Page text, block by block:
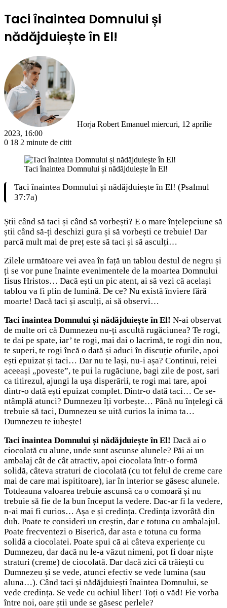
Taci înaintea Domnului și
nădăjduiește în El!
Horja Robert Emanuel miercuri, 12 aprilie
2023, 16:00
0 18 2 minute de citit
Taci înaintea Domnului și nădăjduiește în El!
Taci înaintea Domnului și nădăjduiește în El! (Psalmul
37:7a)
Știi când să taci și când să vorbești? E o mare înțelepciune să
știi când să-ți deschizi gura și să vorbești ce trebuie! Dar
parcă mult mai de preț este să taci și să asculți…
Zilele următoare vei avea în față un tablou destul de negru și
ți se vor pune înainte evenimentele de la moartea Domnului
Iisus Hristos… Dacă ești un pic atent, ai să vezi că același
tablou va fi plin de lumină. De ce? Nu există înviere fără
moarte! Dacă taci și asculți, ai să observi…
Taci înaintea Domnului și nădăjduiește în El! N-ai observat
de multe ori că Dumnezeu nu-ți ascultă rugăciunea? Te rogi,
te dai pe spate, iar’ te rogi, mai dai o lacrimă, te rogi din nou,
te superi, te rogi încă o dată și aduci în discuție ofurile, apoi
ești epuizat și taci… Dar nu te lași, nu-i așa? Continui, reiei
aceeași „poveste”, te pui la rugăciune, bagi zile de post, sari
ca titirezul, ajungi la ușa disperării, te rogi mai tare, apoi
dintr-o dată ești epuizat complet. Dintr-o dată taci… Ce se-
ntâmplă atunci? Dumnezeu îți vorbește… Până nu înțelegi că
trebuie să taci, Dumnezeu se uită curios la inima ta…
Dumnezeu te iubește!
Taci înaintea Domnului și nădăjduiește în El! Dacă ai o
ciocolată cu alune, unde sunt ascunse alunele? Păi ai un
ambalaj cât de cât atractiv, apoi ciocolata într-o formă
solidă, câteva straturi de ciocolată (cu tot felul de creme care
mai de care mai ispititoare), iar în interior se găsesc alunele.
Totdeauna valoarea trebuie ascunsă ca o comoară și nu
trebuie să fie de la bun început la vedere. Dac-ar fi la vedere,
n-ai mai fi curios… Așa e și credința. Credința izvorâtă din
duh. Poate te consideri un creștin, dar e totuna cu ambalajul.
Poate frecventezi o Biserică, dar asta e totuna cu forma
solidă a ciocolatei. Poate spui că ai câteva experiențe cu
Dumnezeu, dar dacă nu le-a văzut nimeni, pot fi doar niște
straturi (creme) de ciocolată. Dar dacă zici că trăiești cu
Dumnezeu și se vede, atunci efectiv se vede lumina (sau
aluna…). Când taci și nădăjduiești înaintea Domnului, se
vede credința. Se vede cu ochiul liber! Toți o văd! Fie vorba
între noi, oare știi unde se găsesc perlele?